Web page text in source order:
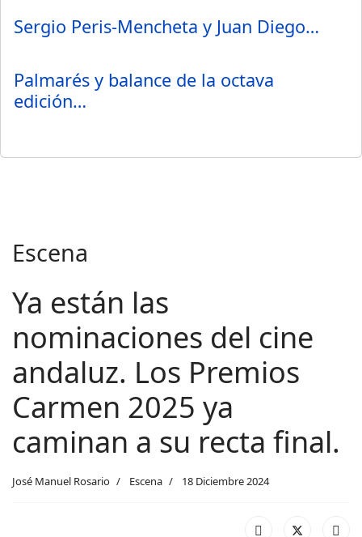
Sergio Peris-Mencheta y Juan Diego…
Palmarés y balance de la octava
edición…
Escena
Ya están las
nominaciones del cine
andaluz. Los Premios
Carmen 2025 ya
caminan a su recta final.
José Manuel Rosario Escena 18 Diciembre 2024